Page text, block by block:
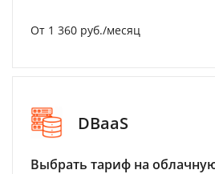
От 1 360 руб./месяц
DBaaS
Выбрать тариф на